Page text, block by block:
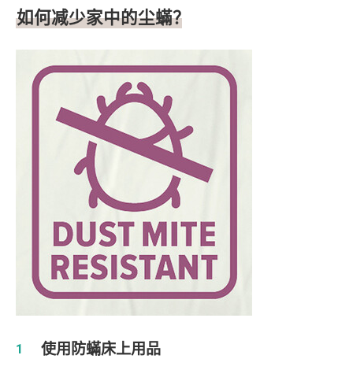
如何减少家中的尘蟎？
使用防蟎床上用品